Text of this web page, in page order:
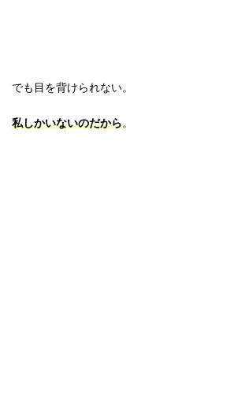
でも目を背けられない。
私しかいないのだから。